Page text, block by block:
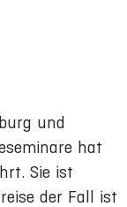
und
hat
Sie ist
der Fall ist